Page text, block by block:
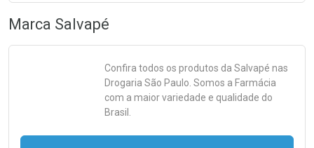
Marca Salvapé
Confira todos os produtos da Salvapé nas
Drogaria São Paulo. Somos a Farmácia
com a maior variedade e qualidade do
Brasil.